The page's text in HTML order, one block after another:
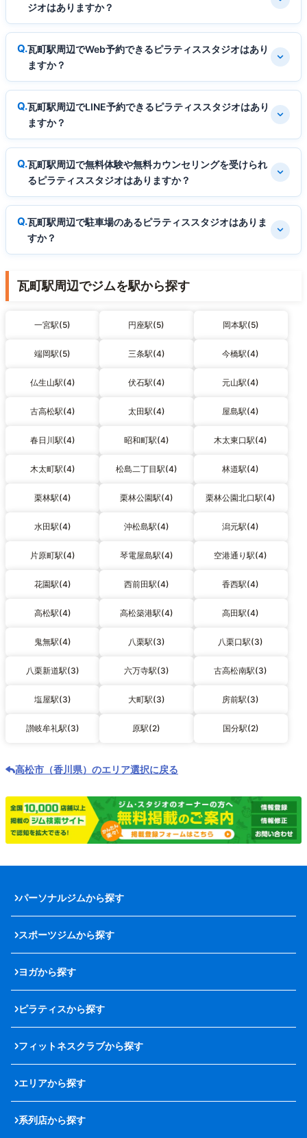
ジオはありますか？
瓦町駅周辺でWeb予約できるピラティススタジオはあり
ますか？
瓦町駅周辺でLINE予約できるピラティススタジオはあり
ますか？
瓦町駅周辺で無料体験や無料カウンセリングを受けられ
るピラティススタジオはありますか？
瓦町駅周辺で駐車場のあるピラティススタジオはありま
すか？
瓦町駅周辺でジムを駅から探す
一宮駅(5) 円座駅(5) 岡本駅(5)
端岡駅(5) 三条駅(4) 今橋駅(4)
仏生山駅(4) 伏石駅(4) 元山駅(4)
古高松駅(4) 太田駅(4) 屋島駅(4)
春日川駅(4) 昭和町駅(4) 木太東口駅(4)
木太町駅(4) 松島二丁目駅(4) 林道駅(4)
栗林駅(4) 栗林公園駅(4) 栗林公園北口駅(4)
水田駅(4) 沖松島駅(4) 潟元駅(4)
片原町駅(4) 琴電屋島駅(4) 空港通り駅(4)
花園駅(4) 西前田駅(4) 香西駅(4)
高松駅(4) 高松築港駅(4) 高田駅(4)
鬼無駅(4) 八栗駅(3) 八栗口駅(3)
八栗新道駅(3) 六万寺駅(3) 古高松南駅(3)
塩屋駅(3) 大町駅(3) 房前駅(3)
讃岐牟礼駅(3) 原駅(2) 国分駅(2)
高松市（香川県）のエリア選択に戻る
パーソナルジムから探す
スポーツジムから探す
ヨガから探す
ピラティスから探す
フィットネスクラブから探す
エリアから探す
系列店から探す